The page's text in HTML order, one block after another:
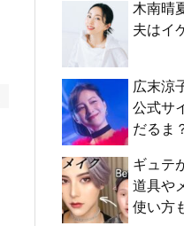
木南晴
夫はイ
広末涼
公式サ
だるま
ギュテ
道具や
使い方